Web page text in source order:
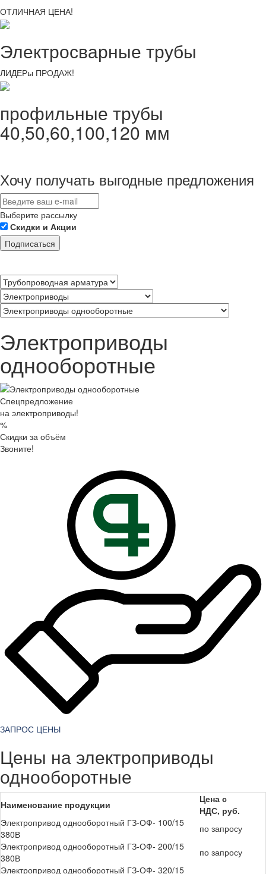
ОТЛИЧНАЯ ЦЕНА!
Электросварные трубы
ЛИДЕРы ПРОДАЖ!
профильные трубы
40,50,60,100,120 мм
Хочу получать выгодные предложения
Выберите рассылку
Скидки и Акции
Подписаться
Электроприводы
однооборотные
Спецпредложение
на электроприводы!
%
Скидки за объём
Звоните!
ЗАПРОС ЦЕНЫ
Цены на электроприводы
однооборотные
Наименование продукции
Цена с
НДС, руб.
Электропривод однооборотный ГЗ-ОФ- 100/15
380В
по запросу
Электропривод однооборотный ГЗ-ОФ- 200/15
380В
по запросу
Электропривод однооборотный ГЗ-ОФ- 320/15